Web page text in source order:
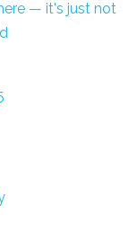
— it's just not